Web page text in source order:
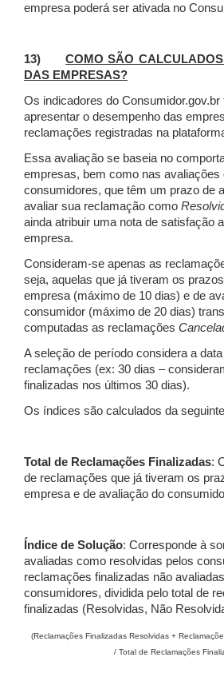
empresa poderá ser ativada no
13)COMO SÃO
DAS EMPRESAS?
Os indicadores do Consumidor.gov.br
apresentar o desempenho das
reclamações registradas na
Essa avaliação se baseia no
empresas, bem como nas avaliações
consumidores, que têm um prazo de
avaliar sua reclamação como
ainda atribuir uma nota de satisfação
empresa.
Consideram-se apenas as
seja, aquelas que já tiveram os
empresa (máximo de 10 dias) e de
consumidor (máximo de 20 dias)
computadas as reclamações
A seleção de período considera a
reclamações (ex: 30 dias –
finalizadas nos últimos 30 dias).
Os índices são calculados da
Total de Reclamações Finalizadas:
de reclamações que já tiveram os
empresa e de avaliação do
Índice de Solução: Corresponde à
avaliadas como resolvidas pelos
reclamações finalizadas não
consumidores, dividida pelo total de
finalizadas (Resolvidas, Não
(Reclamações Finalizadas Resolvidas +
/ Total de Reclamações